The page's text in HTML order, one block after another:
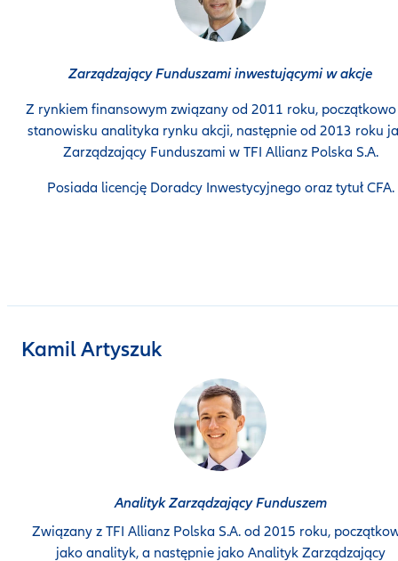
Zarządzający Funduszami inwestującymi w akcje
Z rynkiem finansowym związany od 2011 roku,
stanowisku analityka rynku akcji, następnie od 2013 roku
Zarządzający Funduszami w TFI Allianz Polska S.A.
Posiada licencję Doradcy Inwestycyjnego oraz tytuł CFA.
Kamil Artyszuk
Analityk Zarządzający Funduszem
Związany z TFI Allianz Polska S.A. od 2015 roku,
jako analityk, a następnie jako Analityk Zarządzający